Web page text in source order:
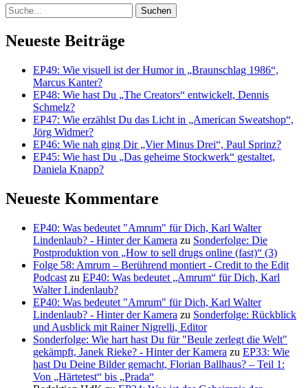
Suche
Neueste Beiträge
EP49: Wie visuell ist der Humor in „Braunschlag 1986“,
Marcus Kanter?
EP48: Wie hast Du „The Creators“ entwickelt, Dennis
Schmelz?
EP47: Wie erzählst Du das Licht in „American Sweatshop“,
Jörg Widmer?
EP46: Wie nah ging Dir „Vier Minus Drei“, Paul Sprinz?
EP45: Wie hast Du „Das geheime Stockwerk“ gestaltet,
Daniela Knapp?
Neueste Kommentare
EP40: Was bedeutet "Amrum" für Dich, Karl Walter
Lindenlaub? - Hinter der Kamera zu Sonderfolge: Die
Postproduktion von „How to sell drugs online (fast)“ (3)
Folge 58: Amrum – Berührend montiert - Credit to the Edit
Podcast zu EP40: Was bedeutet „Amrum“ für Dich, Karl
Walter Lindenlaub?
EP40: Was bedeutet "Amrum" für Dich, Karl Walter
Lindenlaub? - Hinter der Kamera zu Sonderfolge: Rückblick
und Ausblick mit Rainer Nigrelli, Editor
Sonderfolge: Wie hart hast Du für "Beule zerlegt die Welt"
gekämpft, Janek Rieke? - Hinter der Kamera zu EP33: Wie
hast Du Deine Bilder gemacht, Florian Ballhaus? – Teil 1:
Von „Härtetest“ bis „Prada“